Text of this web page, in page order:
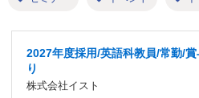
2027年度採用/英語科教員/常勤/
り
株式会社イスト